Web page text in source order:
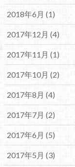
2018年6月 (1)
2017年12月 (4)
2017年11月 (1)
2017年10月 (2)
2017年8月 (4)
2017年7月 (2)
2017年6月 (5)
2017年5月 (3)